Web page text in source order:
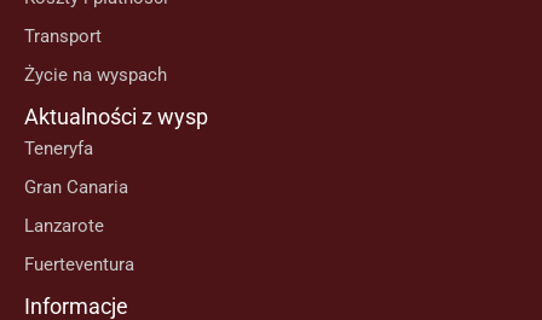
Transport
Życie na wyspach
Aktualności z wysp
Teneryfa
Gran Canaria
Lanzarote
Fuerteventura
Informacje